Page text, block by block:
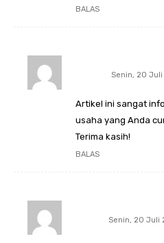
BALAS
Senin, 20 Juli
Artikel ini sangat
usaha yang Anda
Terima kasih!
BALAS
Senin, 20 Juli